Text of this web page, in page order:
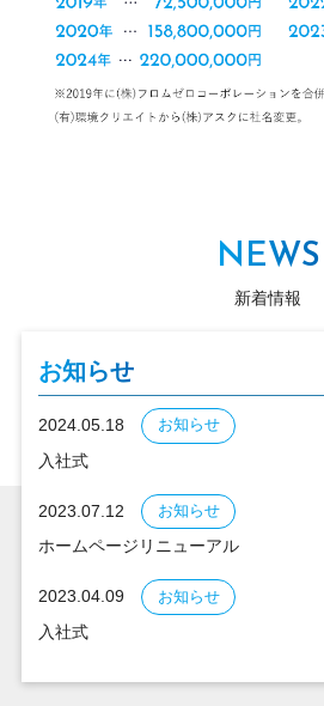
NEWS
新着情報
お知らせ
2024.05.18 お知らせ
入社式
2023.07.12 お知らせ
ホームページリニューアル
2023.04.09 お知らせ
入社式